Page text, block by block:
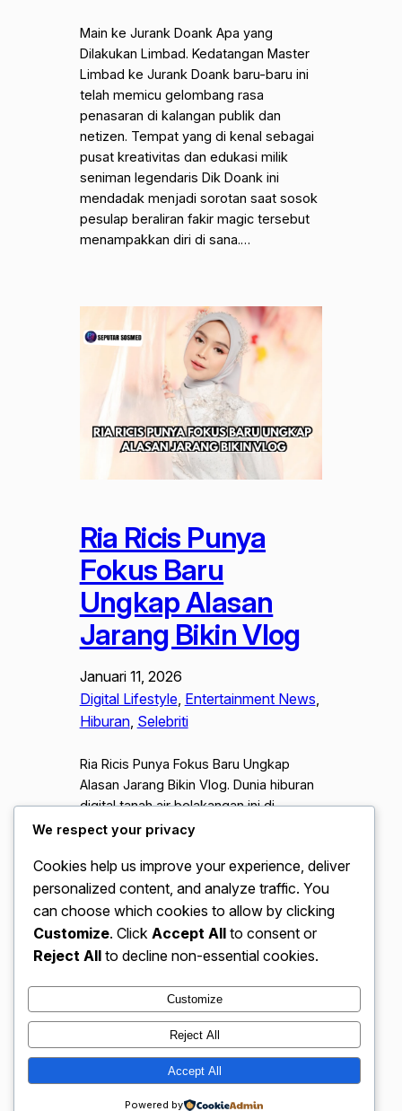
Main ke Jurank Doank Apa yang
Dilakukan Limbad. Kedatangan Master
Limbad ke Jurank Doank baru-baru ini
telah memicu gelombang rasa
penasaran di kalangan publik dan
netizen. Tempat yang di kenal sebagai
pusat kreativitas dan edukasi milik
seniman legendaris Dik Doank ini
mendadak menjadi sorotan saat sosok
pesulap beraliran fakir magic tersebut
menampakkan diri di sana.…
Ria Ricis Punya
Fokus Baru
Ungkap Alasan
Jarang Bikin Vlog
Januari 11, 2026
Digital Lifestyle, Entertainment News
Hiburan, Selebriti
Ria Ricis Punya Fokus Baru Ungkap
Alasan Jarang Bikin Vlog. Dunia hiburan
digital tanah air belakangan ini di
ramaikan oleh pertanyaan para
YouTube Ria Ricis yang tampak
menurun. Sebagai salah satu pionir
konten kreator dengan jumlah pengikut
jutaan, perubahan pola unggahan Ricis
tentu menjadi sorotan tajam. Ternyata,
VidBloggerNation.com – Tips &
Trik Jadi Vlogger Sukses
Instagram
X
We respect your privacy
Cookies help us improve your experience, deliver
personalized content, and analyze traffic. You
can choose which cookies to allow by clicking
Customize. Click Accept All to consent or
Reject All to decline non-essential cookies.
Customize
Reject All
Accept All
Powered by